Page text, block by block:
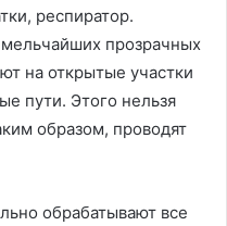
респиратор.
прозрачных
на открытые участки
пути. Этого нельзя
образом, проводят
обрабатывают все